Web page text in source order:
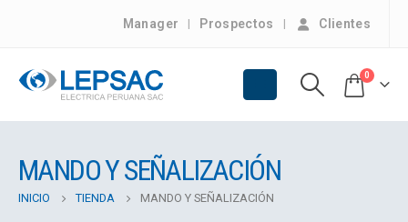
Manager Prospectos Clientes
0
MANDO Y SEÑALIZACIÓN
INICIO TIENDA MANDO Y SEÑALIZACIÓN